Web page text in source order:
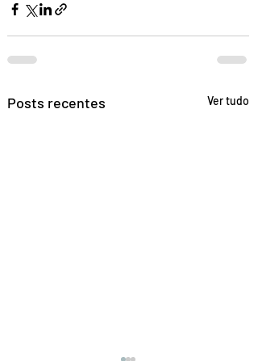
Posts recentes Ver tudo